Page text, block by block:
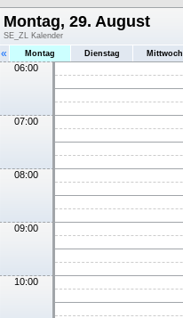
Montag, 29. August
SE_ZL Kalender
« Montag Dienstag Mittwoch
06:00
07:00
08:00
09:00
10:00